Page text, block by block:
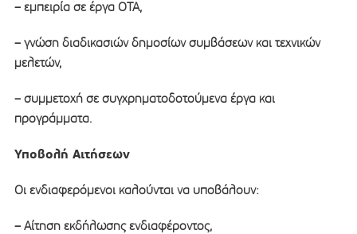
– εμπειρία σε έργα ΟΤΑ,
– γνώση διαδικασιών δημοσίων συμβάσεων και τεχνικών
μελετών,
– συμμετοχή σε συγχρηματοδοτούμενα έργα και
προγράμματα.
Υποβολή Αιτήσεων
Οι ενδιαφερόμενοι καλούνται να υποβάλουν:
– Αίτηση εκδήλωσης ενδιαφέροντος,